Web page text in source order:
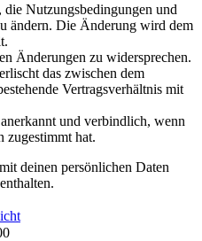
Nutzungsbedingungen und
ändern. Die Änderung wird dem
Änderungen zu widersprechen.
das zwischen dem
Vertragsverhältnis mit
und verbindlich, wenn
zugestimmt hat.
deinen persönlichen Daten